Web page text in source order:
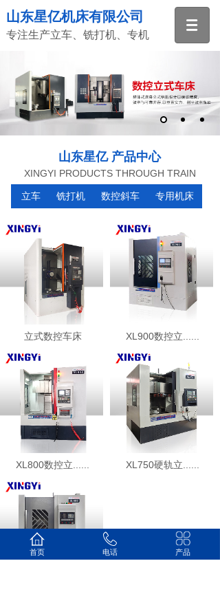
山东星亿机床有限公司
专注生产立车、铣打机、专机
山东星亿 产品中心
XINGYI PRODUCTS THROUGH TRAIN
立车 铣打机 数控斜车 专用机床
立式数控车床 XL900数控立......
XL800数控立...... XL750硬轨立......
首页 电话 产品